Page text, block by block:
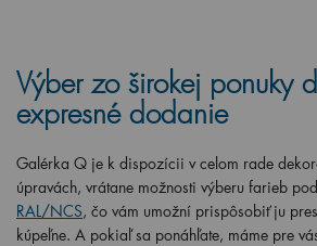
Výber zo širokej ponuky
expresné dodanie
Galérka Q je k dispozícii v celom rade
úpravách, vrátane možnosti výberu farieb
RAL/NCS, čo vám umožní prispôsobiť ju
kúpeľne. A pokiaľ sa ponáhľate, máme pre